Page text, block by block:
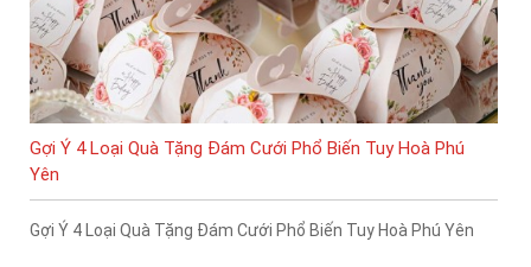
Gợi Ý 4 Loại Quà Tặng Đám Cưới Phổ Biến Tuy Hoà Phú
Yên
Gợi Ý 4 Loại Quà Tặng Đám Cưới Phổ Biến Tuy Hoà Phú Yên